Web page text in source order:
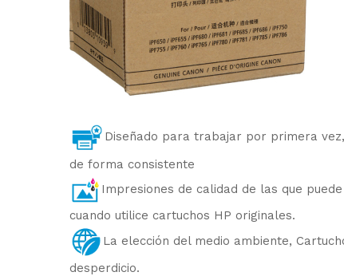
Diseñado para trabajar por primera
de forma consistente
Impresiones de calidad de las que
cuando utilice cartuchos HP originales.
La elección del medio ambiente,
desperdicio.